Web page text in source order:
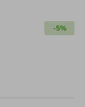
-5%